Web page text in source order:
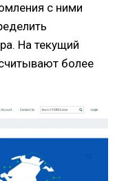
с ними
На текущий
более